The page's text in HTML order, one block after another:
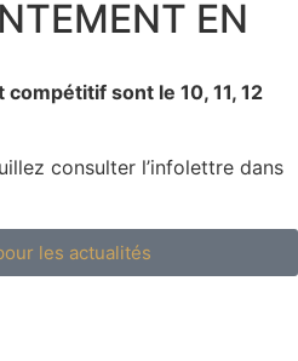
EN
sont le 10, 11, 12
consulter l’infolettre dans
les actualités